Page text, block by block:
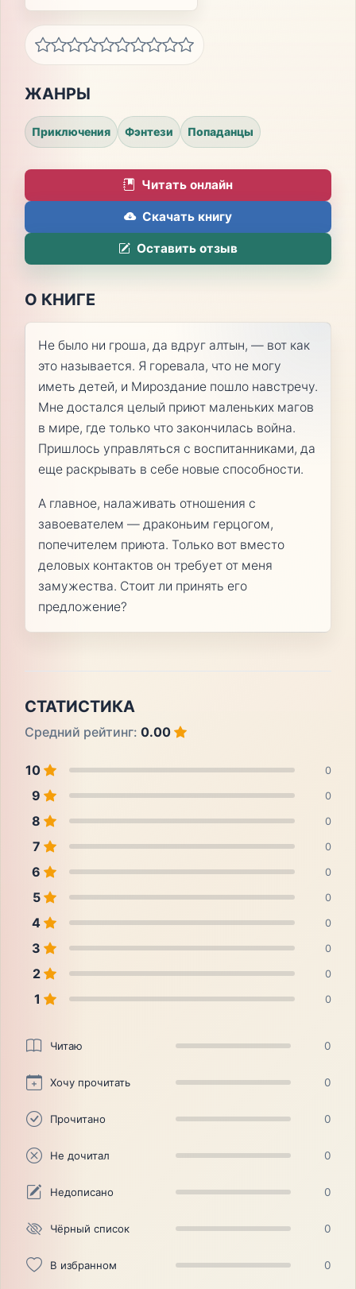
ЖАНРЫ
Приключения Фэнтези Попаданцы
Читать онлайн
Скачать книгу
Оставить отзыв
О КНИГЕ
Не было ни гроша, да вдруг алтын, — вот как
это называется. Я горевала, что не могу
иметь детей, и Мироздание пошло навстречу.
Мне достался целый приют маленьких магов
в мире, где только что закончилась война.
Пришлось управляться с воспитанниками, да
еще раскрывать в себе новые способности.
А главное, налаживать отношения с
завоевателем — драконьим герцогом,
попечителем приюта. Только вот вместо
деловых контактов он требует от меня
замужества. Стоит ли принять его
предложение?
СТАТИСТИКА
Средний рейтинг: 0.00
10 0
9 0
8 0
7 0
6 0
5 0
4 0
3 0
2 0
1 0
Читаю 0
Хочу прочитать 0
Прочитано 0
Не дочитал 0
Недописано 0
Чёрный список 0
В избранном 0